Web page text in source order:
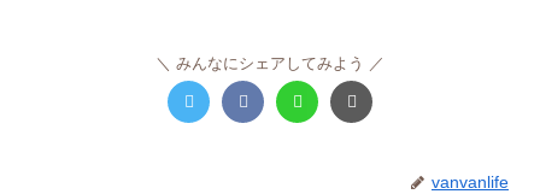
みんなにシェアしてみよう
vanvanlife